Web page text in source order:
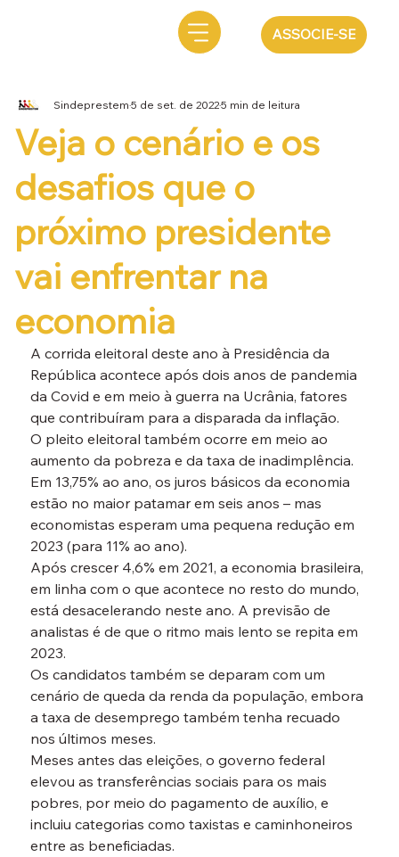
ASSOCIE-SE
Veja o cenário e os
desafios que o
próximo presidente
vai enfrentar na
economia
Sindeprestem5 de set. de 20225 min de leitura
A corrida eleitoral deste ano à Presidência da
República acontece após dois anos de pandemia
da Covid e em meio à guerra na Ucrânia, fatores
que contribuíram para a disparada da inflação.
O pleito eleitoral também ocorre em meio ao
aumento da pobreza e da taxa de inadimplência.
Em 13,75% ao ano, os juros básicos da economia
estão no maior patamar em seis anos – mas
economistas esperam uma pequena redução em
2023 (para 11% ao ano).
Após crescer 4,6% em 2021, a economia brasileira,
em linha com o que acontece no resto do mundo,
está desacelerando neste ano. A previsão de
analistas é de que o ritmo mais lento se repita em
2023.
Os candidatos também se deparam com um
cenário de queda da renda da população, embora
a taxa de desemprego também tenha recuado
nos últimos meses.
Meses antes das eleições, o governo federal
elevou as transferências sociais para os mais
pobres, por meio do pagamento de auxílio, e
incluiu categorias como taxistas e caminhoneiros
entre as beneficiadas.